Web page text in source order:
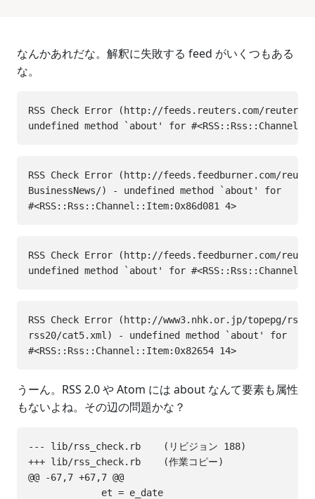
なんかあれだな。解釈に失敗する feed がいくつもある
な。
RSS Check Error (http://feeds.reuters.com/reuters/
RSS Check Error (http://feeds.feedburner.com/
BusinessNews/) - undefined method `about' for
RSS Check Error (http://feeds.feedburner.com/
RSS Check Error (http://www3.nhk.or.jp/topepg/rss/
rss20/cat5.xml) - undefined method `about' for
うーん。RSS 2.0 や Atom には about なんて要素も属性
もないよね。その辺の問題かな？
--- lib/rss_check.rb    (リビジョン 188)
+++ lib/rss_check.rb    (作業コピー)
@@ -67,7 +67,7 @@
             et = e_date